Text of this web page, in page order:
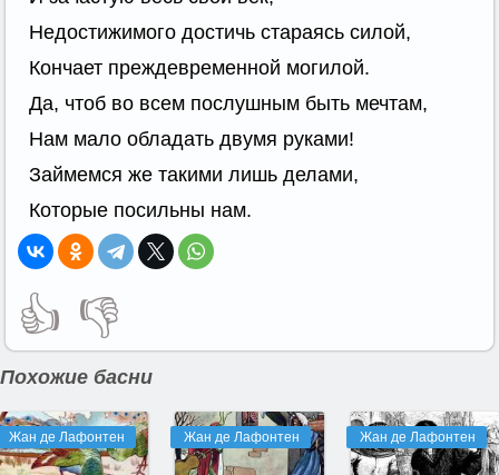
Недостижимого достичь стараясь силой,
Кончает преждевременной могилой.
Да, чтоб во всем послушным быть мечтам,
Нам мало обладать двумя руками!
Займемся же такими лишь делами,
Которые посильны нам.
👍 👎
Похожие басни
Жан де Лафонтен Жан де Лафонтен Жан де Лафонтен